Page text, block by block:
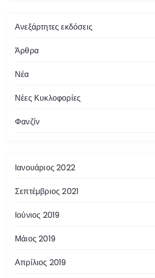
Ανεξάρτητες εκδόσεις
Άρθρα
Νέα
Νέες Κυκλοφορίες
Φανζίν
Ιανουάριος 2022
Σεπτέμβριος 2021
Ιούνιος 2019
Μάιος 2019
Απρίλιος 2019